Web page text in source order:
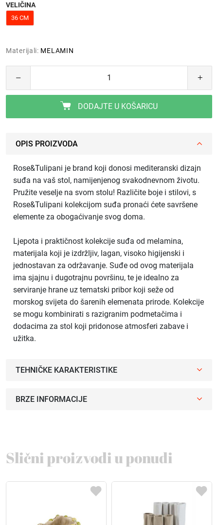
VELIČINA
36 CM
Materijali: MELAMIN
DODAJTE U KOŠARICU
OPIS PROIZVODA
Rose&Tulipani je brand koji donosi mediteranski dizajn
suđa na vaš stol, namijenjenog svakodnevnom životu.
Pružite veselje na svom stolu! Različite boje i stilovi, s
Rose&Tulipani kolekcijom suđa pronaći ćete savršene
elemente za obogaćivanje svog doma.
Ljepota i praktičnost kolekcije suđa od melamina,
materijala koji je izdržljiv, lagan, visoko higijenski i
jednostavan za održavanje. Suđe od ovog materijala
ima sjajnu i dugotrajnu površinu, te je idealno za
serviranje hrane uz tematski pribor koji seže od
morskog svijeta do šarenih elemenata prirode. Kolekcije
se mogu kombinirati s razigranim podmetačima i
dodacima za stol koji pridonose atmosferi zabave i
užitka.
TEHNIČKE KARAKTERISTIKE
BRZE INFORMACIJE
Slični proizvodi u ponudi